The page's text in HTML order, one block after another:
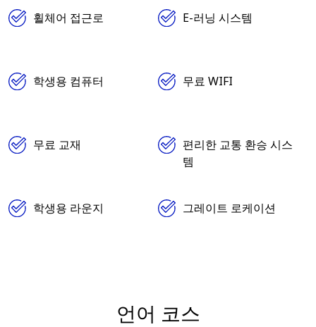
휠체어 접근로 E-러닝 시스템
학생용 컴퓨터 무료 WIFI
무료 교재
편리한 교통 환승 시스
템
학생용 라운지 그레이트 로케이션
언어 코스